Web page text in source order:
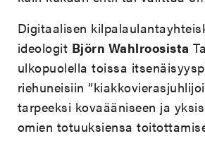
Digitaalisen
ideologit Björn Wahlroosista
ulkopuolella toissa
riehuneisiin
tarpeeksi kovaääniseen ja
omien totuuksiensa